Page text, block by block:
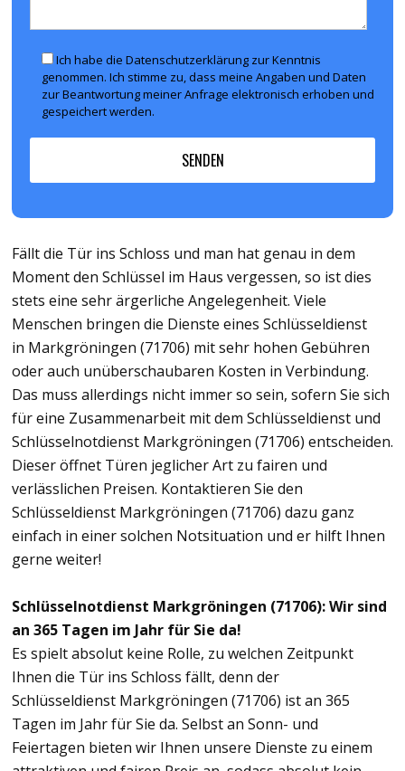
Ich habe die Datenschutzerklärung zur Kenntnis
genommen. Ich stimme zu, dass meine Angaben und Daten
zur Beantwortung meiner Anfrage elektronisch erhoben und
gespeichert werden.
Fällt die Tür ins Schloss und man hat genau in dem
Moment den Schlüssel im Haus vergessen, so ist dies
stets eine sehr ärgerliche Angelegenheit. Viele
Menschen bringen die Dienste eines Schlüsseldienst
in Markgröningen (71706) mit sehr hohen Gebühren
oder auch unüberschaubaren Kosten in Verbindung.
Das muss allerdings nicht immer so sein, sofern Sie sich
für eine Zusammenarbeit mit dem Schlüsseldienst und
Schlüsselnotdienst Markgröningen (71706) entscheiden.
Dieser öffnet Türen jeglicher Art zu fairen und
verlässlichen Preisen. Kontaktieren Sie den
Schlüsseldienst Markgröningen (71706) dazu ganz
einfach in einer solchen Notsituation und er hilft Ihnen
gerne weiter!
Schlüsselnotdienst Markgröningen (71706): Wir sind
an 365 Tagen im Jahr für Sie da!
Es spielt absolut keine Rolle, zu welchen Zeitpunkt
Ihnen die Tür ins Schloss fällt, denn der
Schlüsseldienst Markgröningen (71706) ist an 365
Tagen im Jahr für Sie da. Selbst an Sonn- und
Feiertagen bieten wir Ihnen unsere Dienste zu einem